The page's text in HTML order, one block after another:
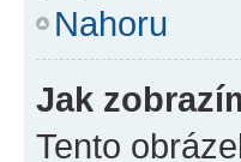
Nahoru
Jak
Tento